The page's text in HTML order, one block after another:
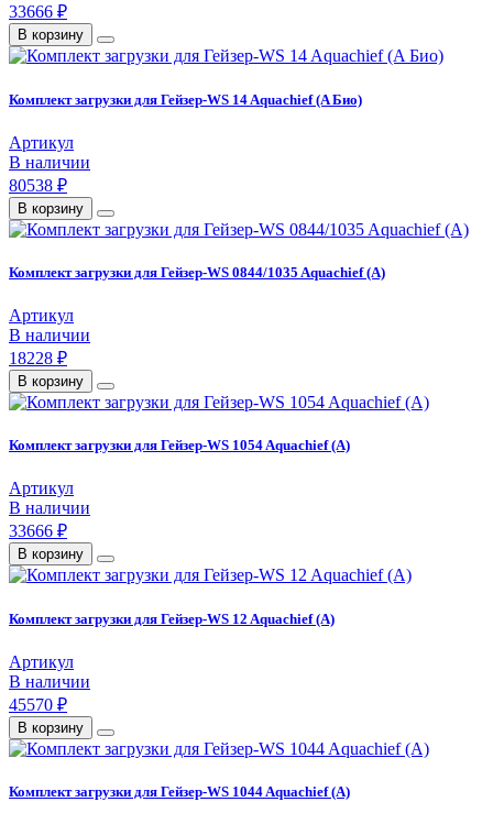
33666 ₽
В корзину
Комплект загрузки для Гейзер-WS 14 Aquachief (A Био)
Артикул
В наличии
80538 ₽
В корзину
Комплект загрузки для Гейзер-WS 0844/1035 Aquachief (A)
Артикул
В наличии
18228 ₽
В корзину
Комплект загрузки для Гейзер-WS 1054 Aquachief (A)
Артикул
В наличии
33666 ₽
В корзину
Комплект загрузки для Гейзер-WS 12 Aquachief (A)
Артикул
В наличии
45570 ₽
В корзину
Комплект загрузки для Гейзер-WS 1044 Aquachief (A)